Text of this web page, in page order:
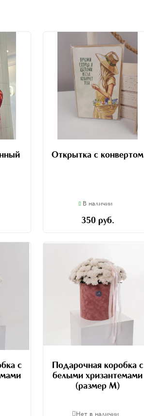
Открытка с конвертом
В наличии
350 руб.
с
Подарочная коробка с
белыми хризантемами
(размер M)
Нет в наличии